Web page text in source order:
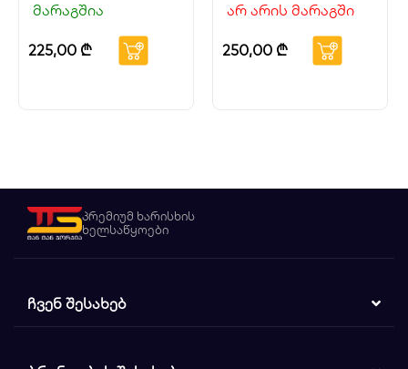
მარაგშია
225,00 ₾
არ არის მარაგში
250,00 ₾
პრემიუმ ხარისხის
ხელსაწყოები
ᲩᲕᲔᲜ ᲨᲔᲡᲐᲮᲔᲑ